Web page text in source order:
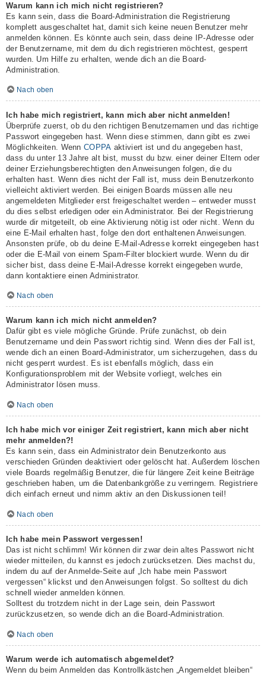
Warum kann ich mich nicht registrieren?
Es kann sein, dass die Board-Administration die Registrierung
komplett ausgeschaltet hat, damit sich keine neuen Benutzer mehr
anmelden können. Es könnte auch sein, dass deine IP-Adresse oder
der Benutzername, mit dem du dich registrieren möchtest, gesperrt
wurden. Um Hilfe zu erhalten, wende dich an die Board-
Administration.
Nach oben
Ich habe mich registriert, kann mich aber nicht anmelden!
Überprüfe zuerst, ob du den richtigen Benutzernamen und das richtige
Passwort eingegeben hast. Wenn diese stimmen, dann gibt es zwei
Möglichkeiten. WennCOPPA aktiviert ist und du angegeben hast,
dass du unter 13 Jahre alt bist, musst du bzw. einer deiner Eltern oder
deiner Erziehungsberechtigten den Anweisungen folgen, die du
erhalten hast. Wenn dies nicht der Fall ist, muss dein Benutzerkonto
vielleicht aktiviert werden. Bei einigen Boards müssen alle neu
angemeldeten Mitglieder erst freigeschaltet werden – entweder musst
du dies selbst erledigen oder ein Administrator. Bei der Registrierung
wurde dir mitgeteilt, ob eine Aktivierung nötig ist oder nicht. Wenn du
eine E-Mail erhalten hast, folge den dort enthaltenen Anweisungen.
Ansonsten prüfe, ob du deine E-Mail-Adresse korrekt eingegeben hast
oder die E-Mail von einem Spam-Filter blockiert wurde. Wenn du dir
sicher bist, dass deine E-Mail-Adresse korrekt eingegeben wurde,
dann kontaktiere einen Administrator.
Nach oben
Warum kann ich mich nicht anmelden?
Dafür gibt es viele mögliche Gründe. Prüfe zunächst, ob dein
Benutzername und dein Passwort richtig sind. Wenn dies der Fall ist,
wende dich an einen Board-Administrator, um sicherzugehen, dass du
nicht gesperrt wurdest. Es ist ebenfalls möglich, dass ein
Konfigurationsproblem mit der Website vorliegt, welches ein
Administrator lösen muss.
Nach oben
Ich habe mich vor einiger Zeit registriert, kann mich aber nicht
mehr anmelden?!
Es kann sein, dass ein Administrator dein Benutzerkonto aus
verschieden Gründen deaktiviert oder gelöscht hat. Außerdem löschen
viele Boards regelmäßig Benutzer, die für längere Zeit keine Beiträge
geschrieben haben, um die Datenbankgröße zu verringern. Registriere
dich einfach erneut und nimm aktiv an den Diskussionen teil!
Nach oben
Ich habe mein Passwort vergessen!
Das ist nicht schlimm! Wir können dir zwar dein altes Passwort nicht
wieder mitteilen, du kannst es jedoch zurücksetzen. Dies machst du,
indem du auf der Anmelde-Seite auf „Ich habe mein Passwort
vergessen“ klickst und den Anweisungen folgst. So solltest du dich
schnell wieder anmelden können.
Solltest du trotzdem nicht in der Lage sein, dein Passwort
zurückzusetzen, so wende dich an die Board-Administration.
Nach oben
Warum werde ich automatisch abgemeldet?
Wenn du beim Anmelden das Kontrollkästchen „Angemeldet bleiben“